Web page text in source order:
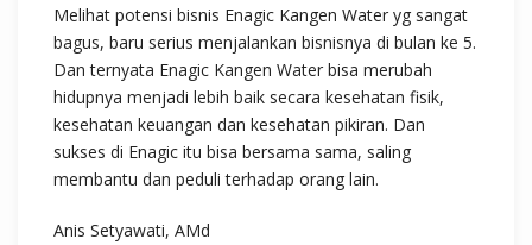
Melihat potensi bisnis Enagic Kangen Water yg sangat
bagus, baru serius menjalankan bisnisnya di bulan ke 5.
Dan ternyata Enagic Kangen Water bisa merubah
hidupnya menjadi lebih baik secara kesehatan fisik,
kesehatan keuangan dan kesehatan pikiran. Dan
sukses di Enagic itu bisa bersama sama, saling
membantu dan peduli terhadap orang lain.
Anis Setyawati, AMd